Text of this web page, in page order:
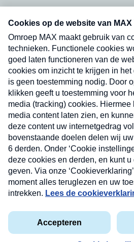
nieuwsbrief. Elke vrijdag- en
uw mailbox.
Privacyverklaring
Kwetsbaarheid melden
Nieuwsbrief
Neem hier een gratis
nieuwsbrief. Elke vrijdag- en